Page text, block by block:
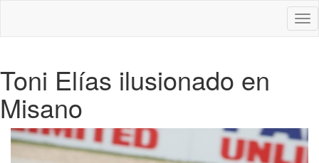
Toni Elías ilusionado en
Misano